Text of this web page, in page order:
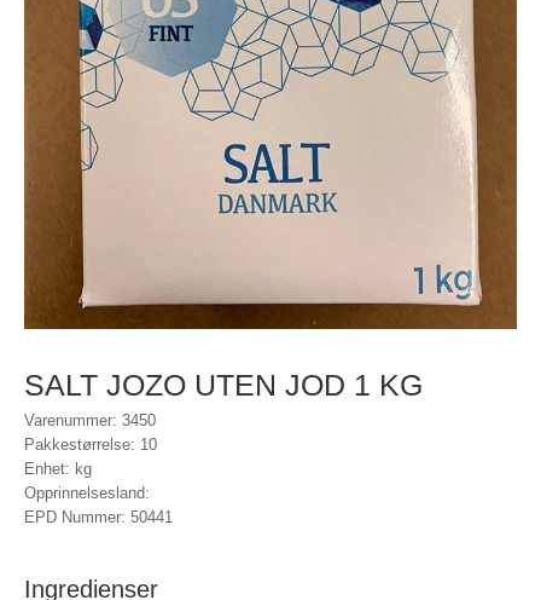
SALT JOZO UTEN JOD 1 KG
Varenummer: 3450
Pakkestørrelse: 10
Enhet: kg
Opprinnelsesland:
EPD Nummer: 50441
Ingredienser